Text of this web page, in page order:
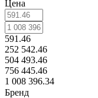
Цена
591.46
252 542.46
504 493.46
756 445.46
1 008 396.34
Бренд